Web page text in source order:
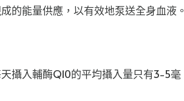
的能量供應，以有效地泵送全身血液。
攝入輔酶Q10的平均攝入量只有3-5毫